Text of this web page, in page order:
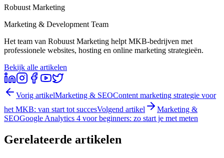
Robuust Marketing
Marketing & Development Team
Het team van Robuust Marketing helpt MKB-bedrijven met
professionele websites, hosting en online marketing strategieën.
Bekijk alle artikelen
Vorig artikelMarketing & SEOContent marketing strategie voor
het MKB: van start tot succesVolgend artikel
Marketing &
SEOGoogle Analytics 4 voor beginners: zo start je met meten
Gerelateerde artikelen